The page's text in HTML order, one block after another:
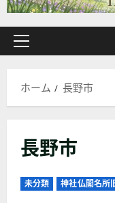
メ
ン
ー
ホーム 長野市
長野市
未分類 神社仏閣名所